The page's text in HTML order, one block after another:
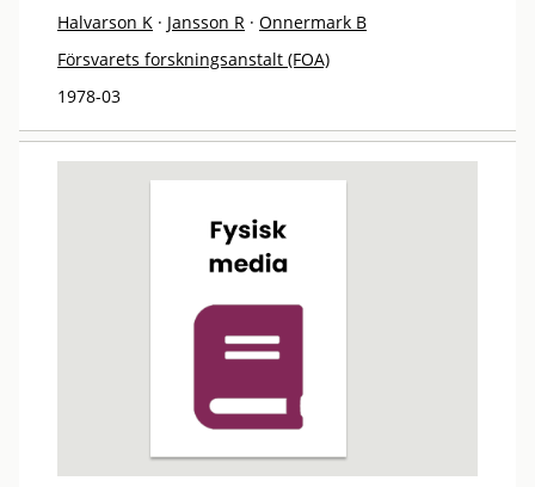
Halvarson K · Jansson R · Onnermark B
Försvarets forskningsanstalt (FOA)
1978-03